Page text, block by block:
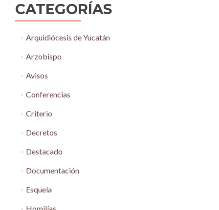
CATEGORÍAS
Arquidiócesis de Yucatán
Arzobispo
Avisos
Conferencias
Criterio
Decretos
Destacado
Documentación
Esquela